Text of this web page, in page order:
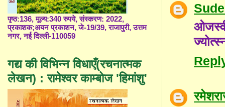
पृष्ठ:136, मूल्य:340 रुपये, संस्करण: 2022,
प्रकाशक;अयन प्रकाशन, जे-19/39, राजापुरी, उत्तम
नगर, नई दिल्ली-110059
गद्य की विभिन्न विधाएँ(रचनात्मक
लेखन) : रामेश्वर काम्बोज 'हिमांशु'